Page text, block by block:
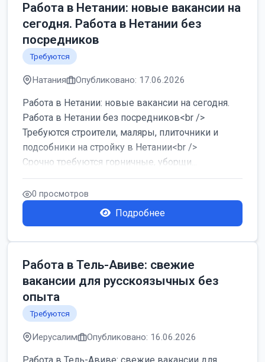
Работа в Нетании: новые вакансии на
сегодня. Работа в Нетании без
посредников
Требуются
Натания Опубликовано: 17.06.2026
Работа в Нетании: новые вакансии на сегодня.
Работа в Нетании без посредников<br />
Требуются строители, маляры, плиточники и
подсобники на стройку в Нетании<br />
Срочно требуются горничные, уборщи...
0 просмотров
Подробнее
Работа в Тель-Авиве: свежие
вакансии для русскоязычных без
опыта
Требуются
Иерусалим Опубликовано: 16.06.2026